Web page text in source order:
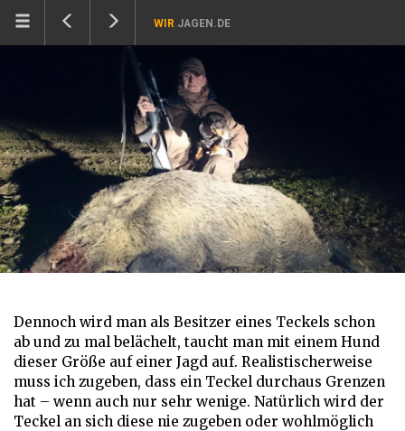
WIR JAGEN.DE
Dennoch wird man als Besitzer eines Teckels schon
ab und zu mal belächelt, taucht man mit einem Hund
dieser Größe auf einer Jagd auf. Realistischerweise
muss ich zugeben, dass ein Teckel durchaus Grenzen
hat – wenn auch nur sehr wenige. Natürlich wird der
Teckel an sich diese nie zugeben oder wohlmöglich